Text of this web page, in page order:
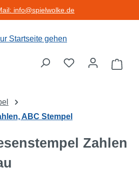
info@spielwolke.de
ABC Stempel
Zahlen